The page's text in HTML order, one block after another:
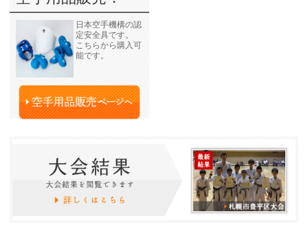
日本空手機構の認
定安全具です。
こちらから購入可
能です。